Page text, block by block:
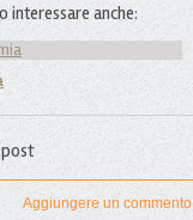
interessare anche:
Aggiungere un commento